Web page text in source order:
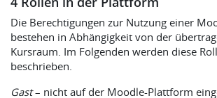
Die Berechtigungen zur Nutzung einer
bestehen in Abhängigkeit von der
Kursraum. Im Folgenden werden diese
beschrieben.
Gast– nicht auf der Moodle-Plattform